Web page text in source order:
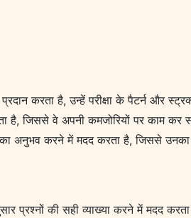
प्रदान करता है, उन्हें परीक्षा के पैटर्न और
है, जिससे वे अपनी कमजोरियों पर काम
का अनुभव करने में मदद करता है, जिससे
प्रश्नों की सही व्याख्या करने में मदद